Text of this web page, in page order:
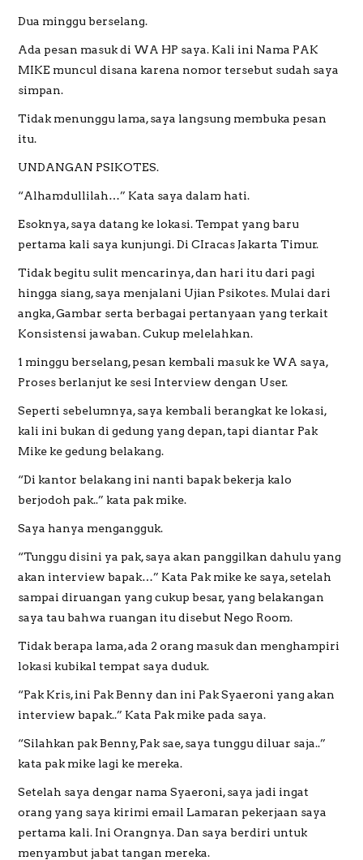
Dua minggu berselang.
Ada pesan masuk di WA HP saya. Kali ini Nama PAK
MIKE muncul disana karena nomor tersebut sudah saya
simpan.
Tidak menunggu lama, saya langsung membuka pesan
itu.
UNDANGAN PSIKOTES.
“Alhamdullilah…” Kata saya dalam hati.
Esoknya, saya datang ke lokasi. Tempat yang baru
pertama kali saya kunjungi. Di CIracas Jakarta Timur.
Tidak begitu sulit mencarinya, dan hari itu dari pagi
hingga siang, saya menjalani Ujian Psikotes. Mulai dari
angka, Gambar serta berbagai pertanyaan yang terkait
Konsistensi jawaban. Cukup melelahkan.
1 minggu berselang, pesan kembali masuk ke WA saya,
Proses berlanjut ke sesi Interview dengan User.
Seperti sebelumnya, saya kembali berangkat ke lokasi,
kali ini bukan di gedung yang depan, tapi diantar Pak
Mike ke gedung belakang.
“Di kantor belakang ini nanti bapak bekerja kalo
berjodoh pak..” kata pak mike.
Saya hanya mengangguk.
“Tunggu disini ya pak, saya akan panggilkan dahulu yang
akan interview bapak…” Kata Pak mike ke saya, setelah
sampai diruangan yang cukup besar, yang belakangan
saya tau bahwa ruangan itu disebut Nego Room.
Tidak berapa lama, ada 2 orang masuk dan menghampiri
lokasi kubikal tempat saya duduk.
“Pak Kris, ini Pak Benny dan ini Pak Syaeroni yang akan
interview bapak..” Kata Pak mike pada saya.
“Silahkan pak Benny, Pak sae, saya tunggu diluar saja..”
kata pak mike lagi ke mereka.
Setelah saya dengar nama Syaeroni, saya jadi ingat
orang yang saya kirimi email Lamaran pekerjaan saya
pertama kali. Ini Orangnya. Dan saya berdiri untuk
menyambut jabat tangan mereka.